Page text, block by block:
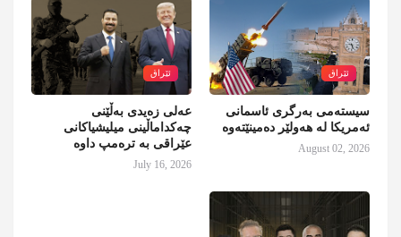
ئێراق
سیستەمی بەرگری ئاسمانی
ئەمریکا لە هەولێر دەمینێتەوە
August 02, 2026
ئێراق
عەلی زەیدی بەڵێنی
چەکداماڵینی میلیشیاکانی
عێراقی بە ترەمپ داوە
July 16, 2026